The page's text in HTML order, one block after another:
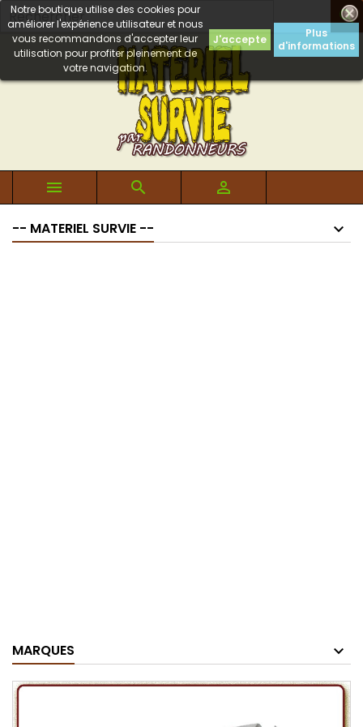

Notre boutique utilise des cookies pour
améliorer l'expérience utilisateur et nous
vous recommandons d'accepter leur
utilisation pour profiter pleinement de
votre navigation.
J'accepte
Plus
d'informations
  
-- MATERIEL SURVIE --
MARQUES